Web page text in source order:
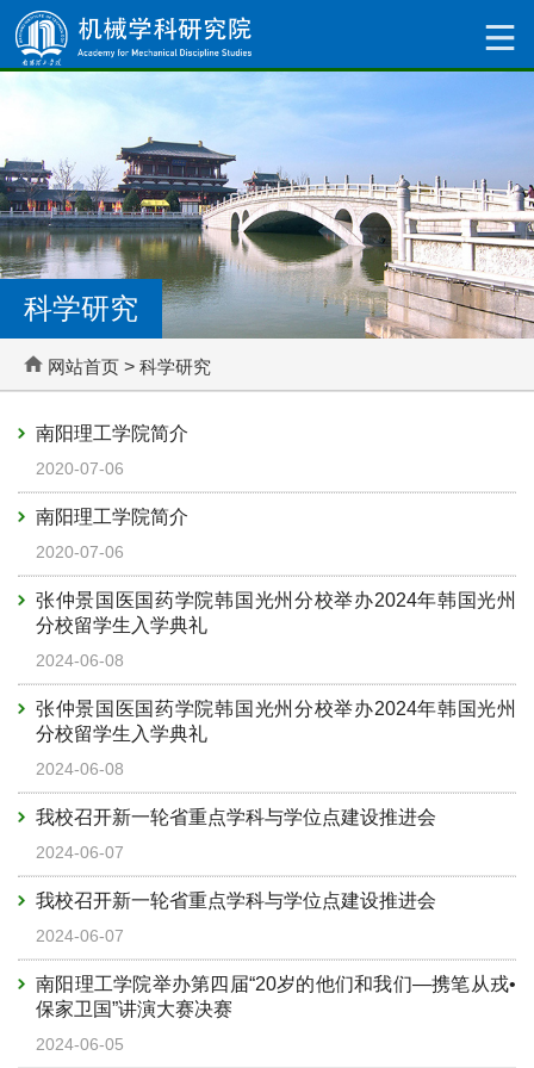
科学研究
网站首页 > 科学研究
南阳理工学院简介
2020-07-06
南阳理工学院简介
2020-07-06
张仲景国医国药学院韩国光州分校举办2024年韩国光州
分校留学生入学典礼
2024-06-08
张仲景国医国药学院韩国光州分校举办2024年韩国光州
分校留学生入学典礼
2024-06-08
我校召开新一轮省重点学科与学位点建设推进会
2024-06-07
我校召开新一轮省重点学科与学位点建设推进会
2024-06-07
南阳理工学院举办第四届“20岁的他们和我们—携笔从戎•
保家卫国”讲演大赛决赛
2024-06-05